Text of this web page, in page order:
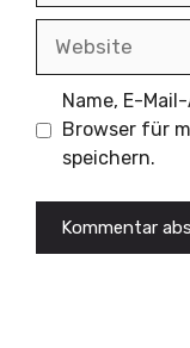
Name, E-
Browser für
speichern.